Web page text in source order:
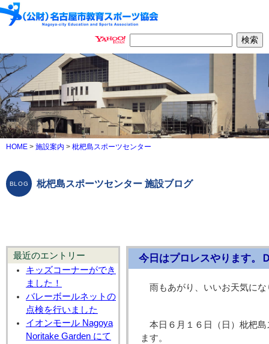
HOME > 施設案内 > 枇杷島スポーツセンター
枇杷島スポーツセンター 施設ブログ
最近のエントリー
キッズコーナーができ
ました！
バレーボールネットの
点検を行いました
イオンモール Nagoya
Noritake Garden にて
今日はプロレスやります。
雨もあがり、いいお天気にな
本日６月１６日（日）枇杷
ます。